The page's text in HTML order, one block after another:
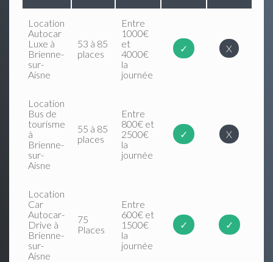
Location
Autocar
Luxe à
Brienne-
sur-
Aisne
53 à 85
places
Entre
1000€
et
4000€
la
journée
✓ X
Location
Bus de
tourisme
à
Brienne-
sur-
Aisne
55 à 85
places
Entre
800€ et
2500€
la
journée
✓ X
Location
Car
Autocar-
Drive à
Brienne-
sur-
Aisne
75
Places
Entre
600€ et
1500€
la
journée
✓ ✓